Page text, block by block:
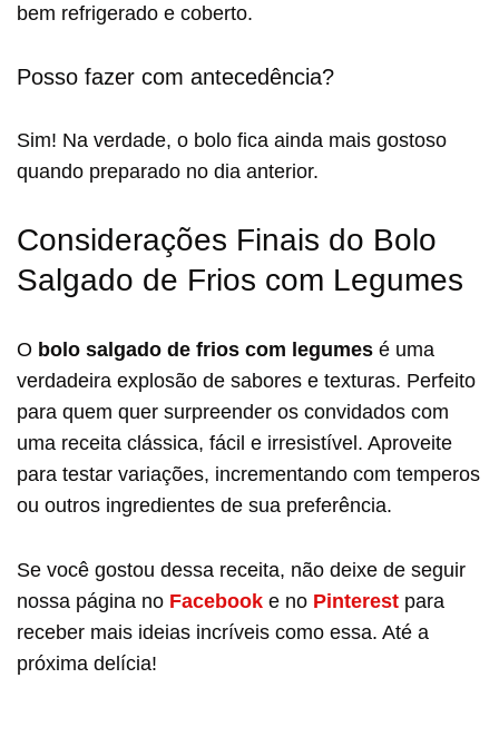
bem refrigerado e coberto.
Posso fazer com antecedência?
Sim! Na verdade, o bolo fica ainda mais gostoso
quando preparado no dia anterior.
Considerações Finais do Bolo
Salgado de Frios com Legumes
O bolo salgado de frios com legumes é uma
verdadeira explosão de sabores e texturas. Perfeito
para quem quer surpreender os convidados com
uma receita clássica, fácil e irresistível. Aproveite
para testar variações, incrementando com temperos
ou outros ingredientes de sua preferência.
Se você gostou dessa receita, não deixe de seguir
nossa página no Facebook e no Pinterest para
receber mais ideias incríveis como essa. Até a
próxima delícia!